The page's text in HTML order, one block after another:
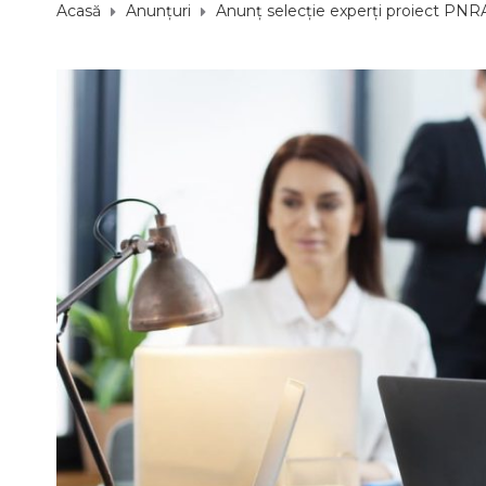
Acasă Anunțuri Anunț selecție experți proiect